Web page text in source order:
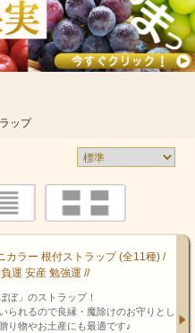
ップ
カラー 根付ストラップ (全11種) /
運 安産 勉強運 //
ぼ」のストラップ！
られるので良縁・魔除けのお守りとし
り物やお土産にも最適です♪